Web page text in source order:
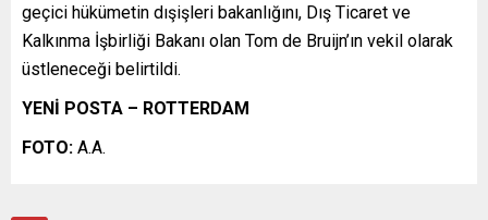
geçici hükümetin dışişleri bakanlığını, Dış Ticaret ve
Kalkınma İşbirliği Bakanı olan Tom de Bruijn’ın vekil olarak
üstleneceği belirtildi.
YENİ POSTA – ROTTERDAM
FOTO: A.A.